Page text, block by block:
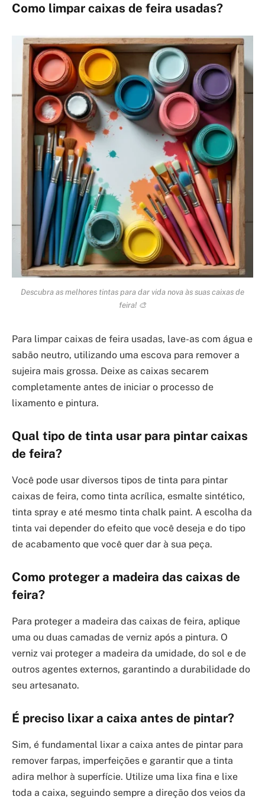
Como limpar caixas de feira usadas?
Descubra as melhores tintas para dar vida nova às suas caixas de
feira! 🎨
Para limpar caixas de feira usadas, lave-as com água e
sabão neutro, utilizando uma escova para remover a
sujeira mais grossa. Deixe as caixas secarem
completamente antes de iniciar o processo de
lixamento e pintura.
Qual tipo de tinta usar para pintar caixas
de feira?
Você pode usar diversos tipos de tinta para pintar
caixas de feira, como tinta acrílica, esmalte sintético,
tinta spray e até mesmo tinta chalk paint. A escolha da
tinta vai depender do efeito que você deseja e do tipo
de acabamento que você quer dar à sua peça.
Como proteger a madeira das caixas de
feira?
Para proteger a madeira das caixas de feira, aplique
uma ou duas camadas de verniz após a pintura. O
verniz vai proteger a madeira da umidade, do sol e de
outros agentes externos, garantindo a durabilidade do
seu artesanato.
É preciso lixar a caixa antes de pintar?
Sim, é fundamental lixar a caixa antes de pintar para
remover farpas, imperfeições e garantir que a tinta
adira melhor à superfície. Utilize uma lixa fina e lixe
toda a caixa, seguindo sempre a direção dos veios da